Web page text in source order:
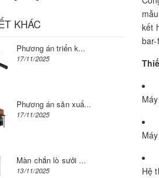
kết
Hệ
KHÁC
Phương án triển k...
17/11/2025
Phương án sản xuấ...
17/11/2025
Màn chắn lò sưởi ...
13/11/2025